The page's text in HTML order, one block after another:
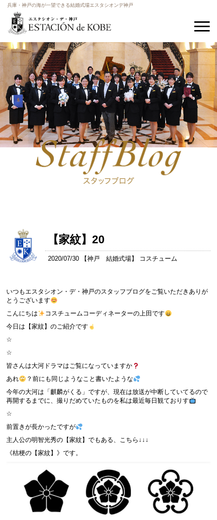
兵庫・神戸の海が一望できる結婚式場エスタシオンデ神戸
【家紋】20
2020/07/30 【神戸 結婚式場】 コスチューム
いつもエスタシオン・デ・神戸のスタッフブログをご覧いただきありが
とうございます
こんにちは
コスチュームコーディネーターの上田です
今日は【家紋】のご紹介です
☆
☆
皆さんは大河ドラマはご覧になっていますか
あれ
？前にも同じようなこと書いたような
今年の大河は「麒麟がくる」ですが、現在は放送が中断していてるので
再開するまでに、撮りだめていたものを私は最近毎日観ておりす
☆
前置きが長かったですが
主人公の明智光秀の【家紋】でもある、こちら↓↓↓
《桔梗の【家紋】》です。